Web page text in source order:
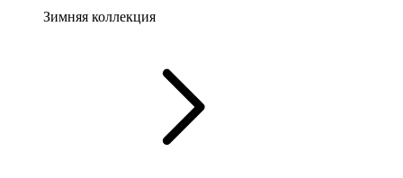
Зимняя коллекция